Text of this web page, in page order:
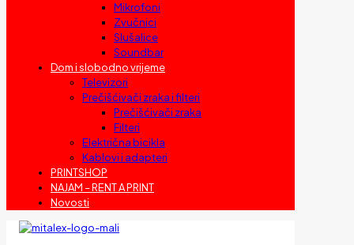
Mikrofoni
Zvučnici
Slušalice
Soundbar
Dom i slobodno vrijeme
Televizori
Prečišćivači zraka i filteri
Prečišćivači zraka
Filteri
Električna bicikla
Kablovi i adapteri
PRINTSHOP
NAJAM – RENT A PRINT
Novosti